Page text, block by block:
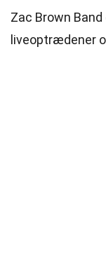
Zac Brown
liveoptrædener